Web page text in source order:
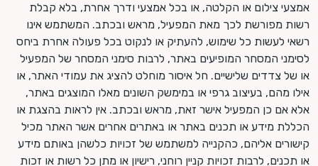
אמצעי צילום או הקלטה, או בכל אמצעי ודרך אחרת, בלא קבלת
רשות מפורשת לכך מאת המפעיל, מראש ובכתב. המשתמש אינו
רשאי לעשות כל שימוש, להעתיק או לנקוט בכל פעולה אחרת ביחס
לסימני המסחר המופיעים באתר, לרבות סימני המסחר של המפעיל
או של צדדים שלישיים. חל איסור מוחלט להציג את עמודי האתר, או
אילו מהם, בעיצוב גרפי או במימשק השונים מאלו המוצגים באתר,
אלא אם כן המפעיל אישר זאת, מראש ובכתב. אין לראות בהצגת או
הכללת מידע או תכנים באתר או באתרים אחרים אשר האתר מכיל
קישורים אליהם, כהקנייה למשתמש של זכויות כלשהן באותם מידע
או תכנים, לרבות זכויות קניין רוחני, רישיון או מתן כל רשות או זכות